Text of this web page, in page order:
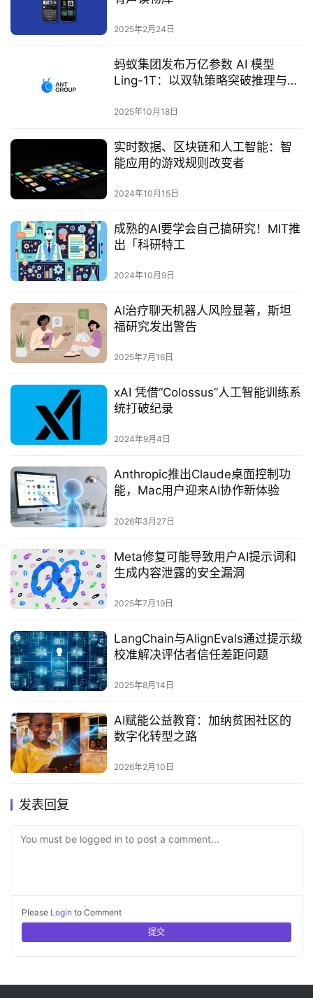
2025年2月24日
蚂蚁集团发布万亿参数 AI 模型
Ling-1T：以双轨策略突破推理与效
2025年10月18日
实时数据、区块链和人工智能：智
能应用的游戏规则改变者
2024年10月15日
成熟的AI要学会自己搞研究！MIT推
出「科研特工
2024年10月9日
AI治疗聊天机器人风险显著，斯坦
福研究发出警告‌
2025年7月16日
xAI 凭借“Colossus”人工智能训练系
统打破纪录
2024年9月4日
Anthropic推出Claude桌面控制功
能，Mac用户迎来AI协作新体验
2026年3月27日
Meta修复可能导致用户AI提示词和
生成内容泄露的安全漏洞‌
2025年7月19日
LangChain与AlignEvals通过提示级
校准解决评估者信任差距问题
2025年8月14日
AI赋能公益教育：加纳贫困社区的
数字化转型之路
2026年2月10日
发表回复
You must be logged in to post a comment...
Please Login to Comment
提交